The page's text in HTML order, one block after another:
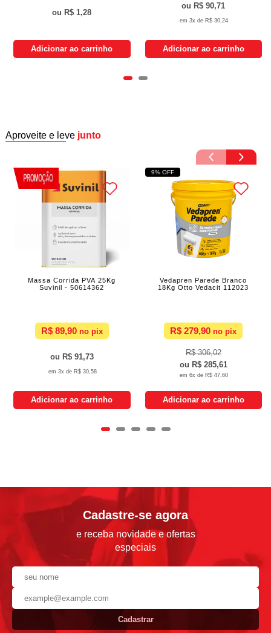
R$ 1,28
Adicionar ao carrinho
R$ 90,71
3x de R$ 30,24
Adicionar ao carrinho
Aproveite e leve junto
Massa Corrida PVA 25Kg
Suvinil - 50614362
R$ 89,90
R$ 91,73
3x de R$ 30,58
Adicionar ao carrinho
9% OFF
Vedapren Parede Branco
18Kg Otto Vedacit 112023
R$ 279,90
R$ 306,02
R$ 285,61
6x de R$ 47,60
Adicionar ao carrinho
Cadastre-se agora
e receba novidade e ofertas
especiais
Cadastrar